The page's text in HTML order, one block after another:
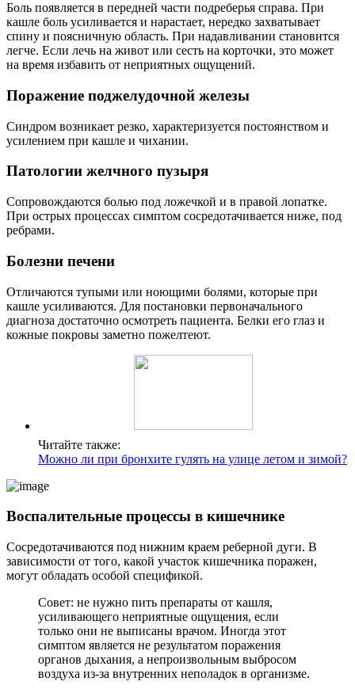
Боль появляется в передней части подреберья справа. При
кашле боль усиливается и нарастает, нередко захватывает
спину и поясничную область. При надавливании становится
легче. Если лечь на живот или сесть на корточки, это может
на время избавить от неприятных ощущений.
Поражение поджелудочной железы
Синдром возникает резко, характеризуется постоянством и
усилением при кашле и чихании.
Патологии желчного пузыря
Сопровождаются болью под ложечкой и в правой лопатке.
При острых процессах симптом сосредотачивается ниже, под
ребрами.
Болезни печени
Отличаются тупыми или ноющими болями, которые при
кашле усиливаются. Для постановки первоначального
диагноза достаточно осмотреть пациента. Белки его глаз и
кожные покровы заметно пожелтеют.
Читайте также:
Можно ли при бронхите гулять на улице летом и зимой?
Воспалительные процессы в кишечнике
Сосредотачиваются под нижним краем реберной дуги. В
зависимости от того, какой участок кишечника поражен,
могут обладать особой спецификой.
Совет: не нужно пить препараты от кашля,
усиливающего неприятные ощущения, если
только они не выписаны врачом. Иногда этот
симптом является не результатом поражения
органов дыхания, а непроизвольным выбросом
воздуха из-за внутренних неполадок в организме.